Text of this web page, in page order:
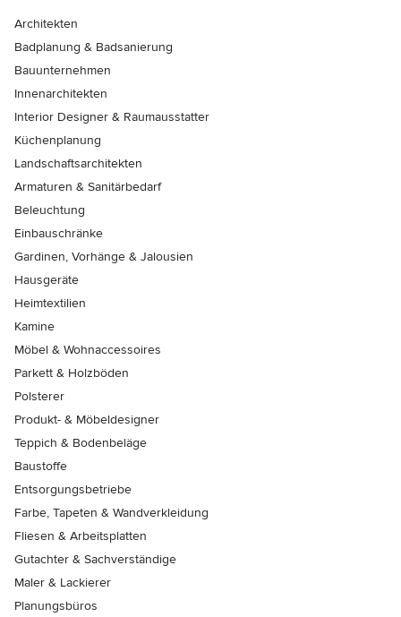
Architekten
Badplanung & Badsanierung
Bauunternehmen
Innenarchitekten
Interior Designer & Raumausstatter
Küchenplanung
Landschaftsarchitekten
Armaturen & Sanitärbedarf
Beleuchtung
Einbauschränke
Gardinen, Vorhänge & Jalousien
Hausgeräte
Heimtextilien
Kamine
Möbel & Wohnaccessoires
Parkett & Holzböden
Polsterer
Produkt- & Möbeldesigner
Teppich & Bodenbeläge
Baustoffe
Entsorgungsbetriebe
Farbe, Tapeten & Wandverkleidung
Fliesen & Arbeitsplatten
Gutachter & Sachverständige
Maler & Lackierer
Planungsbüros